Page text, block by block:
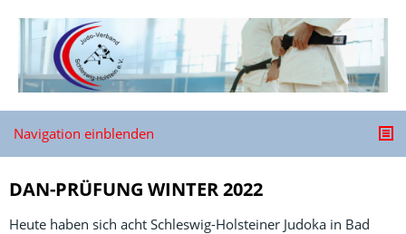
Navigation einblenden
DAN-PRÜFUNG WINTER 2022
Heute haben sich acht Schleswig-Holsteiner Judoka in Bad